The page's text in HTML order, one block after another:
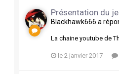
Présentation du
Blackhawk666 a
La chaine youtube de
le 2 janvier 2017